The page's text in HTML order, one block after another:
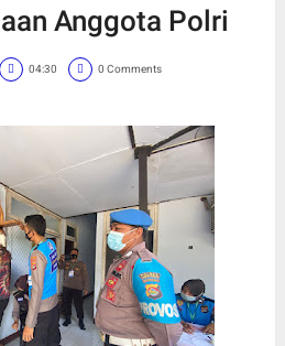
Anggota Polri
04:30 0 Comments